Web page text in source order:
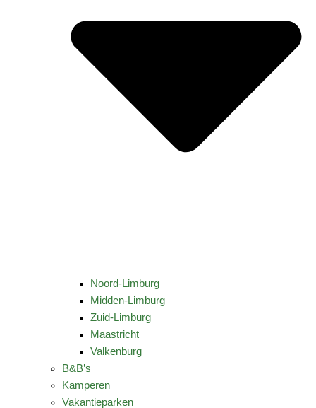
Noord-Limburg
Midden-Limburg
Zuid-Limburg
Maastricht
Valkenburg
B&B’s
Kamperen
Vakantieparken